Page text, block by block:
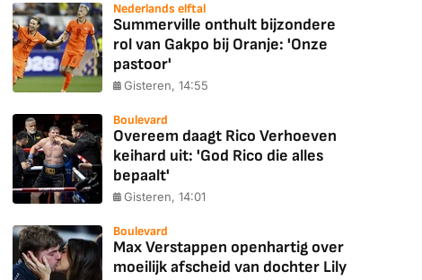
Nederlands elftal
Summerville onthult bijzondere
rol van Gakpo bij Oranje: 'Onze
pastoor'
Gisteren, 14:55
Boulevard
Overeem daagt Rico Verhoeven
keihard uit: 'God Rico die alles
bepaalt'
Gisteren, 14:01
Boulevard
Max Verstappen openhartig over
moeilijk afscheid van dochter Lily